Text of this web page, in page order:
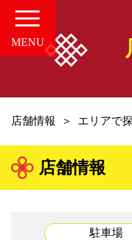
MENU
愛知の中華案内
店舗情報
店舗情報 エリアで
店舗情報
駐車場